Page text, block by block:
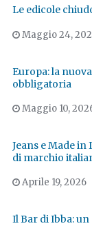
Le edicole
Maggio 24,
Europa: la
obbligatoria
Maggio 10,
Jeans e Made
di marchio
Aprile 19, 2026
Il Bar di Ibba: